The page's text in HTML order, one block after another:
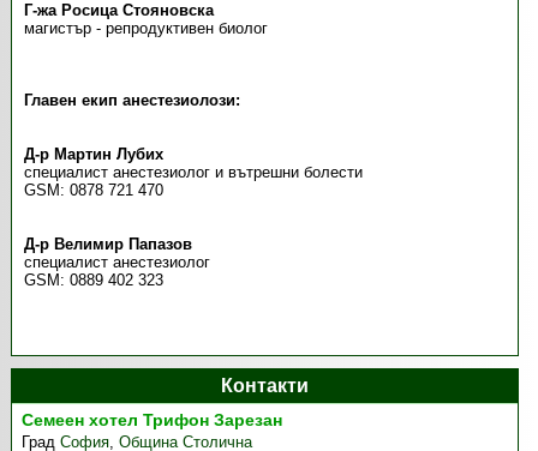
Г-жа Росица Стояновска
магистър - репродуктивен биолог
Главен екип анестезиолози:
Д-р Мартин Лубих
специалист анестезиолог и вътрешни болести
GSM: 0878 721 470
Д-р Велимир Папазов
специалист анестезиолог
GSM: 0889 402 323
Контакти
Семеен хотел Трифон Зарезан
ГрадСофия,Община Столична